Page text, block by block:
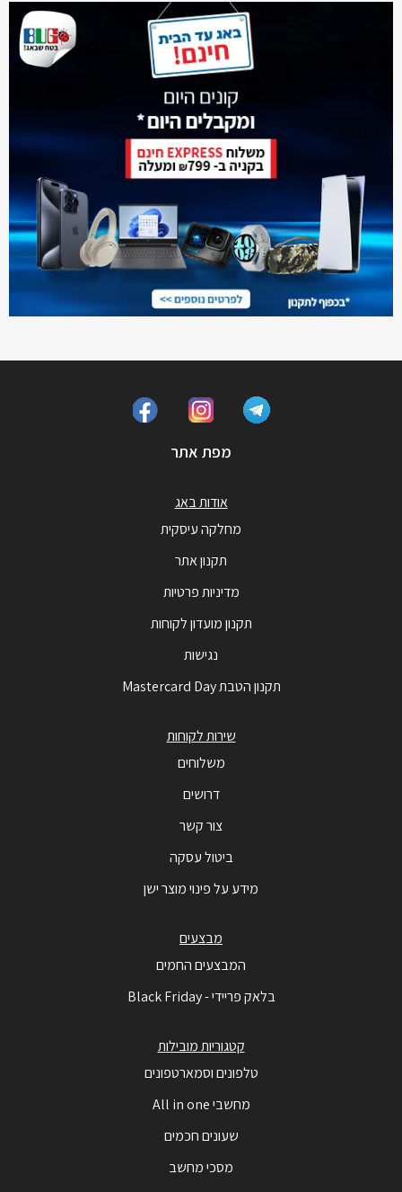
מפת אתר
אודות באג
מחלקה עיסקית
תקנון אתר
מדיניות פרטיות
תקנון מועדון לקוחות
נגישות
תקנון הטבת Mastercard Day
שירות לקוחות
משלוחים
דרושים
צור קשר
ביטול עסקה
מידע על פינוי מוצר ישן
מבצעים
המבצעים החמים
בלאק פריידי - Black Friday
קטגוריות מובילות
טלפונים וסמארטפונים
מחשבי All in one
שעונים חכמים
מסכי מחשב